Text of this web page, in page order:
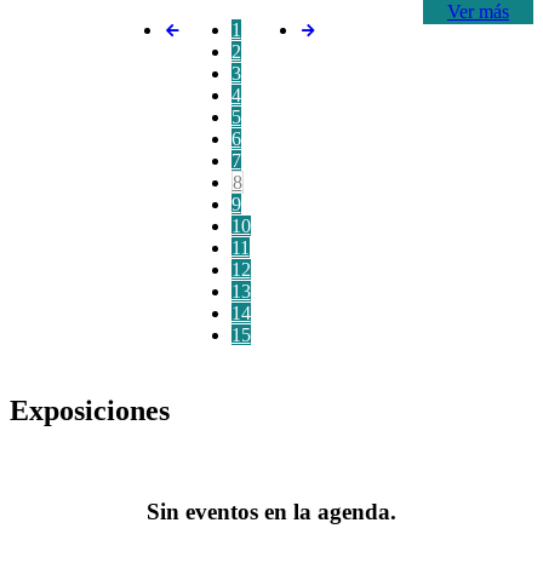
Ver más
1
2
3
4
5
6
7
8
9
10
11
12
13
14
15
Exposiciones
Sin eventos en la agenda.